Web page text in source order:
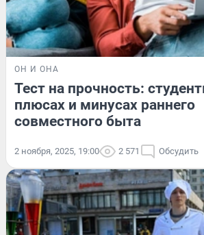
ОН И ОНА
Тест на прочность:
плюсах и минусах раннего
совместного быта
2 ноября, 2025, 19:00 2 571 Обсудить